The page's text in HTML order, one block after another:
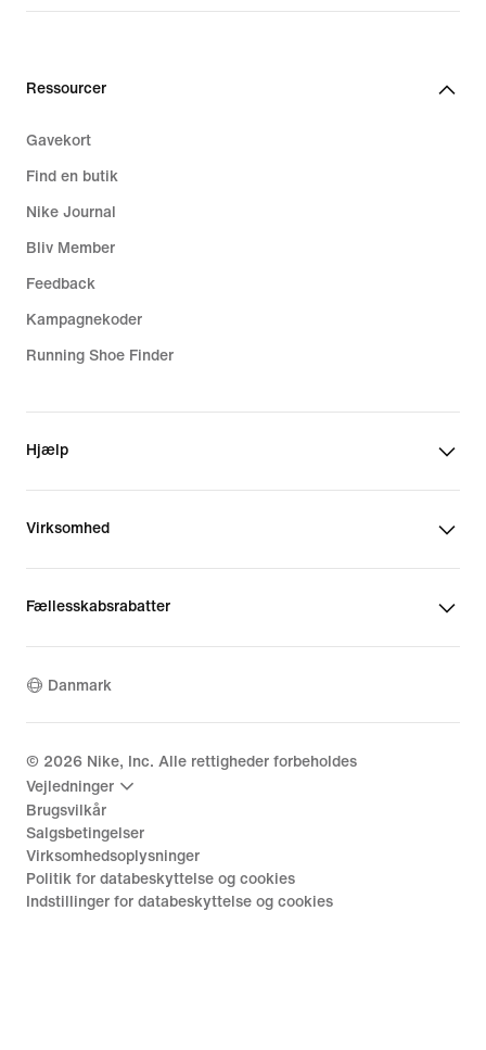
Ressourcer
Gavekort
Find en butik
Nike Journal
Bliv Member
Feedback
Kampagnekoder
Running Shoe Finder
Hjælp
Virksomhed
Fællesskabsrabatter
Danmark
© 2026 Nike, Inc. Alle rettigheder forbeholdes
Vejledninger
Brugsvilkår
Salgsbetingelser
Virksomhedsoplysninger
Politik for databeskyttelse og cookies
Indstillinger for databeskyttelse og cookies